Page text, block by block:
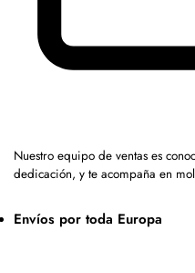
Nuestro equipo de ventas es
dedicación, y te acompaña en
Envíos por toda Europa